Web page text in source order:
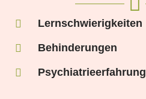
Lernschwierigkeiten
Behinderungen
Psychiatrieerfahrung